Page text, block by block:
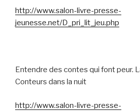
http://www.salon-livre-presse-
jeunesse.net/D_pri_lit_jeu.php
Entendre des contes qui font peur.
Conteurs dans la nuit
http://www.salon-livre-presse-